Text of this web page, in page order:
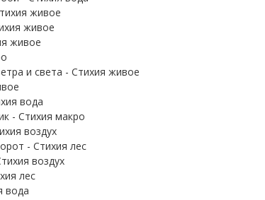
живое
живое
живое
и света - Стихия живое
вода
- Стихия макро
воздух
- Стихия лес
воздух
лес
вода